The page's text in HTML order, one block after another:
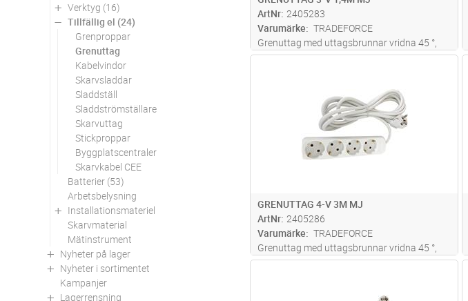
Verktyg (16)
Tillfällig el (24)
Grenproppar
Grenuttag
Kabelvindor
Skarvsladdar
Sladdställ
Sladdströmställare
Skarvuttag
Stickproppar
Byggplatscentraler
Skarvkabel CEE
Batterier (53)
Arbetsbelysning
Installationsmateriel
Skarvmaterial
Mätinstrument
Nyheter på lager
Nyheter i sortimentet
Kampanjer
Lagerrensning
ArtNr 2405283
Varumärke
TRADEFORCE
Grenuttag med uttagsbrunnar vridna 45 °,
10A, 250V.
GRENUTTAG 4-V 3M MJ
ArtNr 2405286
Varumärke
TRADEFORCE
Grenuttag med uttagsbrunnar vridna 45 °,
10A, 250V.